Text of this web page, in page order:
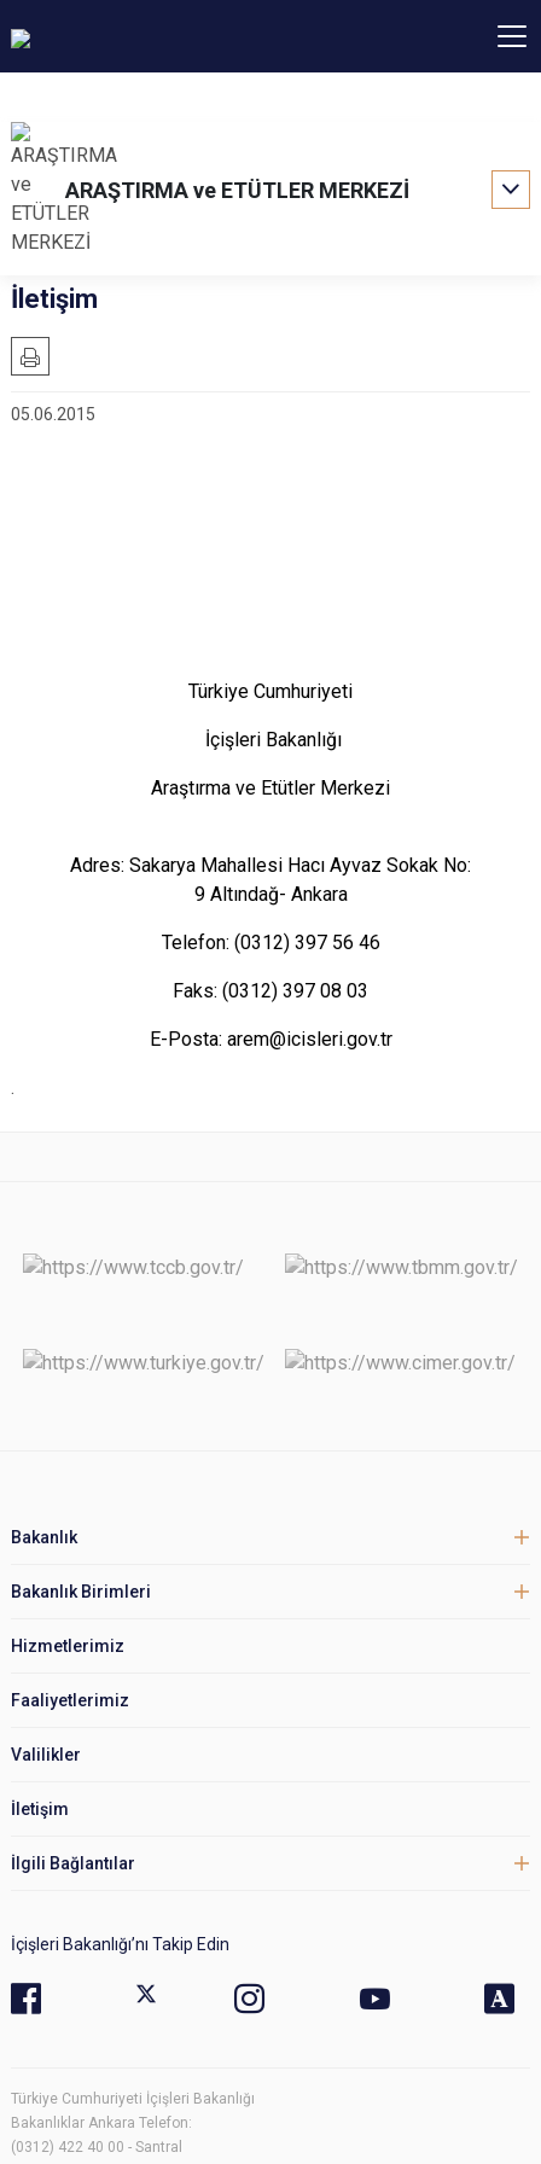
ARAŞTIRMA ve ETÜTLER MERKEZİ
İletişim
05.06.2015
Türkiye Cumhuriyeti
İçişleri Bakanlığı
Araştırma ve Etütler Merkezi
Adres: Sakarya Mahallesi Hacı Ayvaz Sokak No:
9 Altındağ- Ankara
Telefon: (0312) 397 56 46
Faks: (0312) 397 08 03
E-Posta: arem@icisleri.gov.tr
.
Bakanlık
Bakanlık Birimleri
Hizmetlerimiz
Faaliyetlerimiz
Valilikler
İletişim
İlgili Bağlantılar
İçişleri Bakanlığı’nı Takip Edin
Türkiye Cumhuriyeti İçişleri Bakanlığı
Bakanlıklar Ankara Telefon:
(0312) 422 40 00 - Santral